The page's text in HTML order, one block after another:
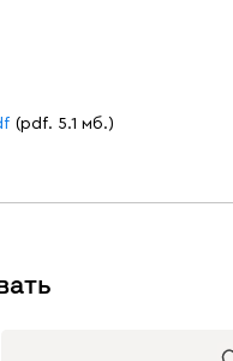
(pdf. 5.1 мб.)